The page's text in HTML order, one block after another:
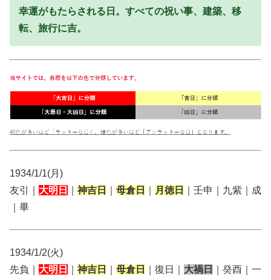
幸運がもたらされる日。すべての祝い事、建築、移
転、旅行に吉。
1934/1/1(月)
友引｜ 大明日 神吉日 母倉日 月徳日
｜壬申｜九紫｜成
｜畢
1934/1/2(火)
先負｜ 大明日 神吉日 母倉日 ｜復日｜ 大禍日
｜癸酉｜一